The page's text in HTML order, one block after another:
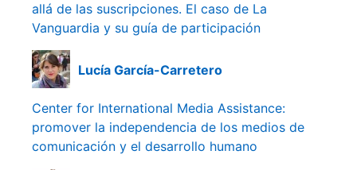
allá de las suscripciones. El caso de La
Vanguardia y su guía de participación
Lucía García-Carretero
Center for International Media Assistance:
promover la independencia de los medios de
comunicación y el desarrollo humano